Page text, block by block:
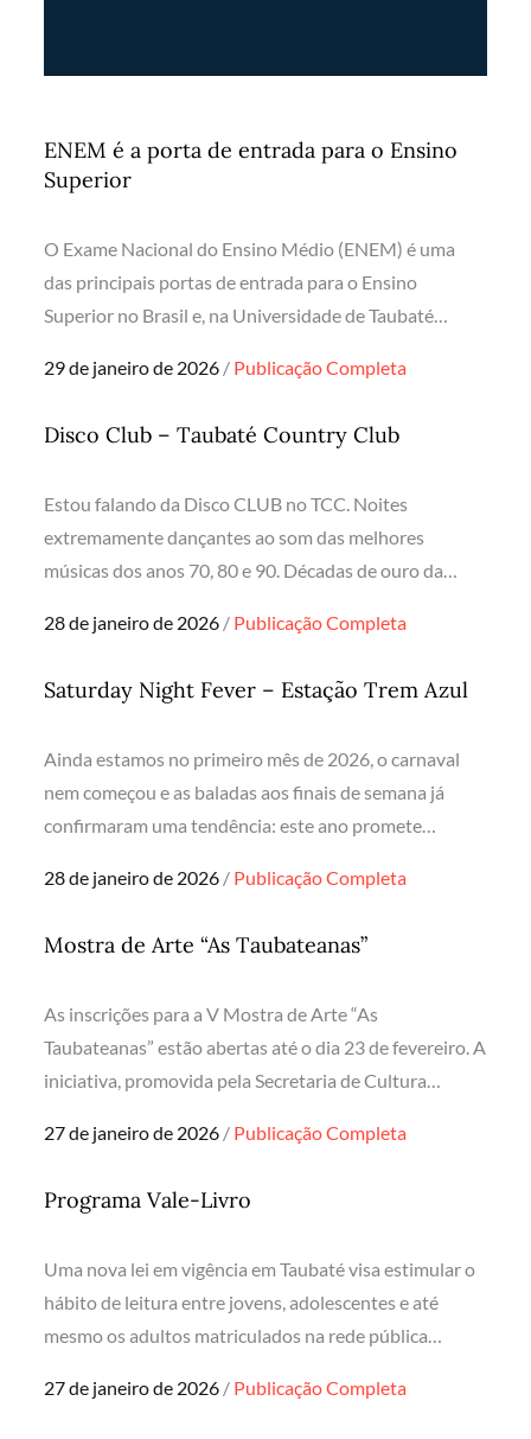
ENEM é a porta de entrada para o Ensino
Superior
O Exame Nacional do Ensino Médio (ENEM) é uma
das principais portas de entrada para o Ensino
Superior no Brasil e, na Universidade de Taubaté…
Posted
29 de janeiro de 2026 Publicação Completa
Disco Club – Taubaté Country Club
Estou falando da Disco CLUB no TCC. Noites
extremamente dançantes ao som das melhores
músicas dos anos 70, 80 e 90. Décadas de ouro da…
Posted
28 de janeiro de 2026 Publicação Completa
Saturday Night Fever – Estação Trem Azul
Ainda estamos no primeiro mês de 2026, o carnaval
nem começou e as baladas aos finais de semana já
confirmaram uma tendência: este ano promete…
Posted
28 de janeiro de 2026 Publicação Completa
Mostra de Arte “As Taubateanas”
As inscrições para a V Mostra de Arte “As
Taubateanas” estão abertas até o dia 23 de fevereiro. A
iniciativa, promovida pela Secretaria de Cultura…
Posted
27 de janeiro de 2026 Publicação Completa
Programa Vale-Livro
Uma nova lei em vigência em Taubaté visa estimular o
hábito de leitura entre jovens, adolescentes e até
mesmo os adultos matriculados na rede pública…
Posted
27 de janeiro de 2026 Publicação Completa